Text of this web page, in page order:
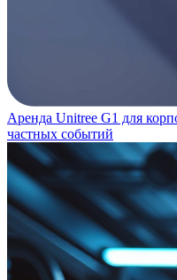
Аренда Unitree G1 для
частных событий